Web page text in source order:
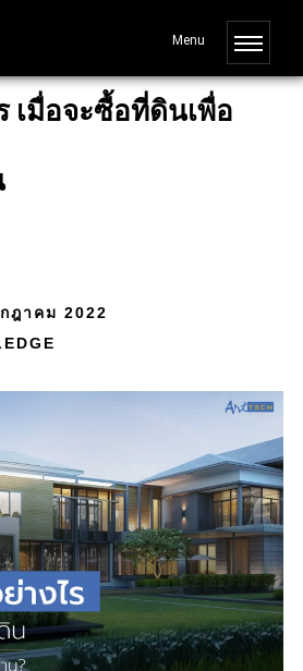
เมื่อจะซื้อที่ดินเพื่อ
ฎาคม 2022